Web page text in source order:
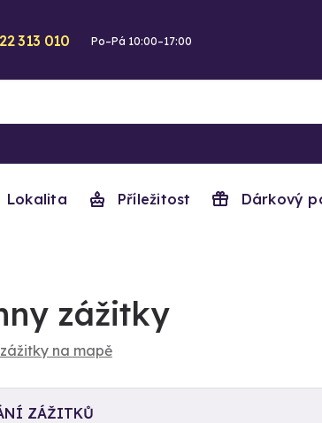
313 010 Po–Pá 10:00–17:00
Lokalita Příležitost Dárkový
zážitky
na mapě
ZÁŽITKŮ